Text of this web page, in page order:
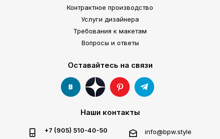
Контрактное производство
Услуги дизайнера
Требования к макетам
Вопросы и ответы
Оставайтесь на связи
Наши контакты
+7 (905) 510-40-50 info@bpw.style